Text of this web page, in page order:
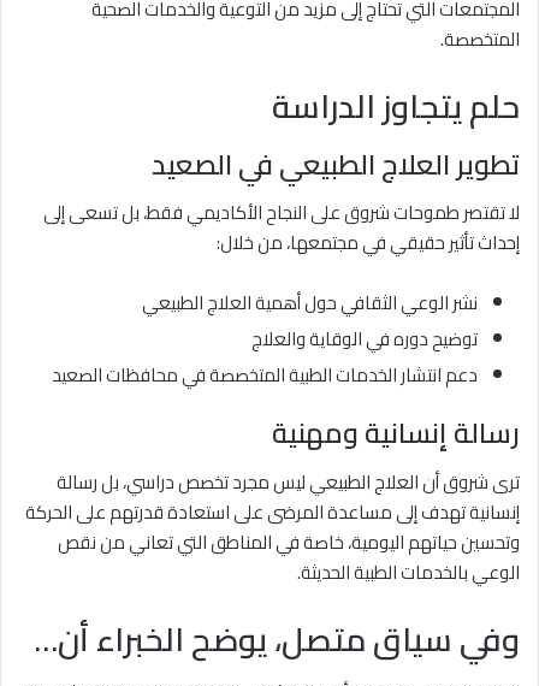
المجتمعات التي تحتاج إلى مزيد من التوعية والخدمات الصحية
المتخصصة.
حلم يتجاوز الدراسة
تطوير العلاج الطبيعي في الصعيد
لا تقتصر طموحات شروق على النجاح الأكاديمي فقط، بل تسعى إلى
إحداث تأثير حقيقي في مجتمعها، من خلال:
نشر الوعي الثقافي حول أهمية العلاج الطبيعي
توضيح دوره في الوقاية والعلاج
دعم انتشار الخدمات الطبية المتخصصة في محافظات الصعيد
رسالة إنسانية ومهنية
ترى شروق أن العلاج الطبيعي ليس مجرد تخصص دراسي، بل رسالة
إنسانية تهدف إلى مساعدة المرضى على استعادة قدرتهم على الحركة
وتحسين حياتهم اليومية، خاصة في المناطق التي تعاني من نقص
الوعي بالخدمات الطبية الحديثة.
وفي سياق متصل، يوضح الخبراء أن…